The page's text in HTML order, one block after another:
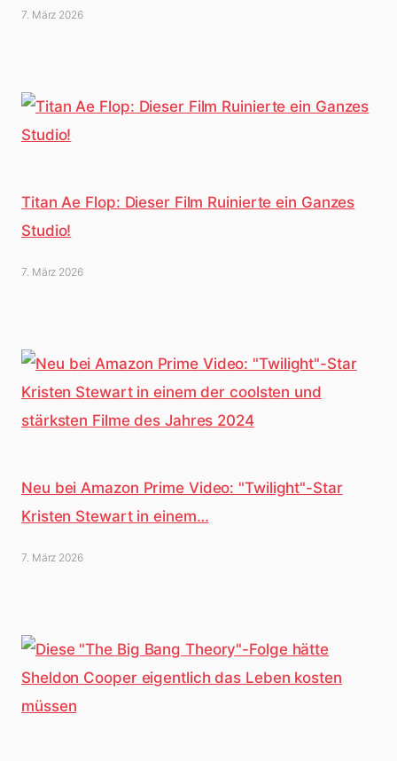
7. März 2026
Titan Ae Flop: Dieser Film Ruinierte ein Ganzes
Studio!
7. März 2026
Neu bei Amazon Prime Video: "Twilight"-Star
Kristen Stewart in einem…
7. März 2026